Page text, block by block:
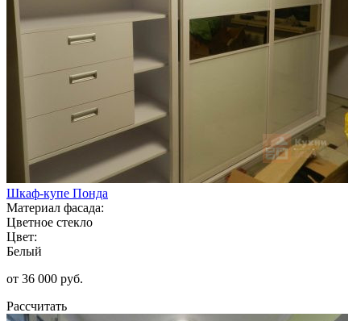
Шкаф-купе Понда
Материал фасада:
Цветное стекло
Цвет:
Белый
от 36 000 руб.
Рассчитать